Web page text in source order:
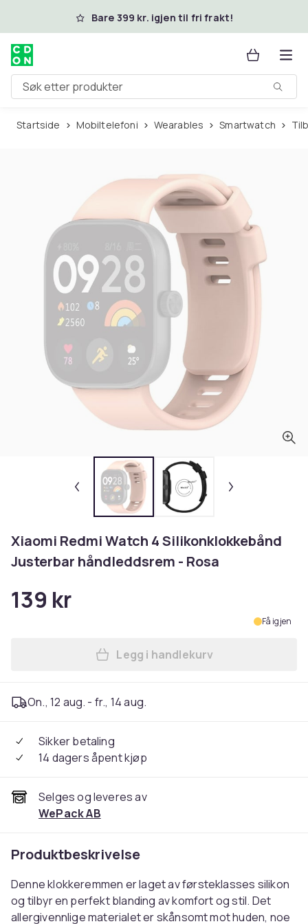
Hopp til hovedinnholdBare 399 kr. igjen til fri frakt!
Søk etter produkter
Startside Mobiltelefoni Wearables Smartwatch
Xiaomi Redmi Watch 4 Silikonklokkebånd
Justerbar håndleddsrem - Rosa
139 kr
Få igjen
Legg Xiaomi Redmi Watch
Legg i handlekurv
On., 12 aug. - fr., 14 aug.
Sikker betaling
14 dagers åpent kjøp
Selges og leveres av
WePack AB
Produktbeskrivelse
Denne klokkeremmen er laget av førsteklasses silikon
og tilbyr en perfekt blanding av komfort og stil. Det
allergivennlige materialet er skånsomt mot huden, noe